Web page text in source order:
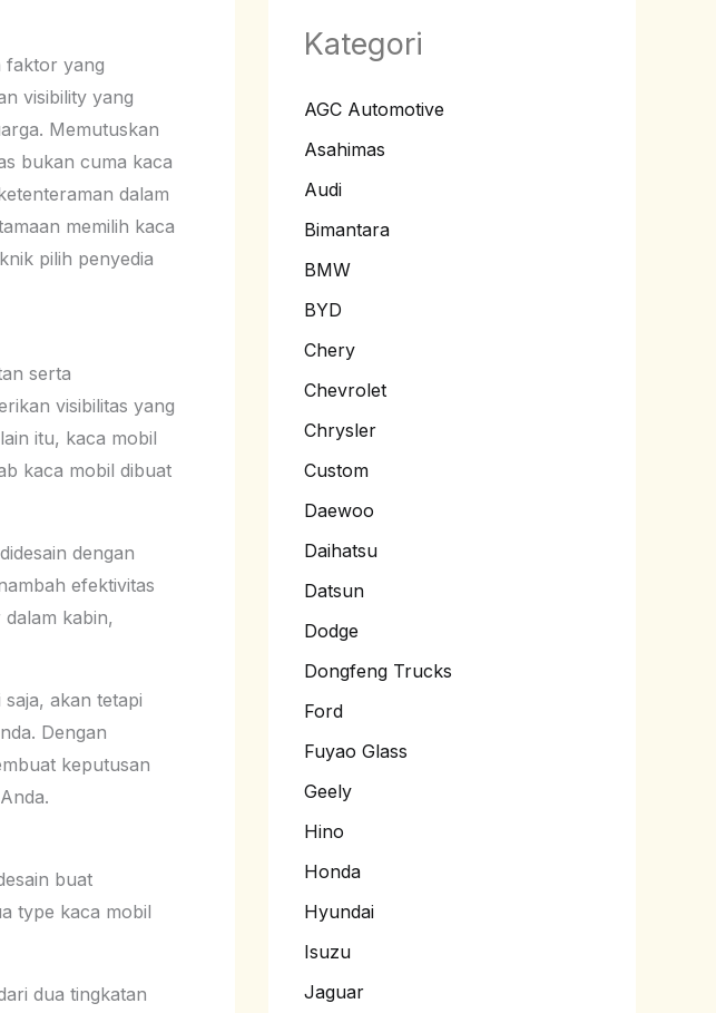
faktor yang
visibility yang
Memutuskan
bukan cuma kaca
dalam
memilih kaca
pilih penyedia
serta
visibilitas yang
itu, kaca mobil
kaca mobil dibuat
dengan
efektivitas
kabin,
akan tetapi
Dengan
keputusan
buat
type kaca mobil
dua tingkatan
Kategori
AGC Automotive
Asahimas
Audi
Bimantara
BMW
BYD
Chery
Chevrolet
Chrysler
Custom
Daewoo
Daihatsu
Datsun
Dodge
Dongfeng Trucks
Ford
Fuyao Glass
Geely
Hino
Honda
Hyundai
Isuzu
Jaguar